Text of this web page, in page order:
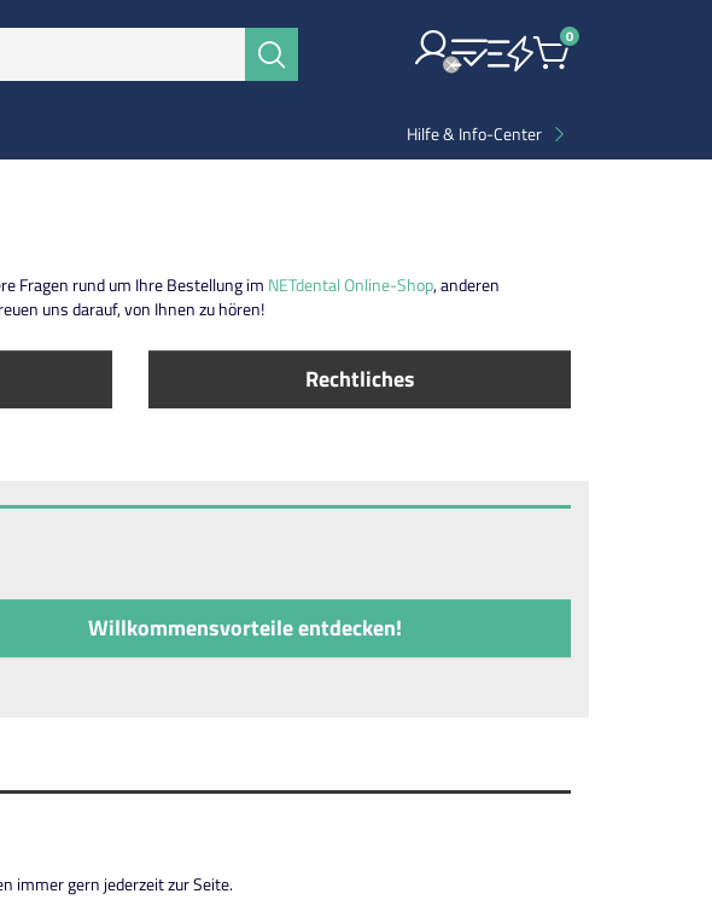
Suchen
0Items
Hilfe & Info-Center
Fragen rund um Ihre Bestellung im NETdental Online-Shop, anderen
uns darauf, von Ihnen zu hören!
Rechtliches
Willkommensvorteile entdecken!
immer gern jederzeit zur Seite.